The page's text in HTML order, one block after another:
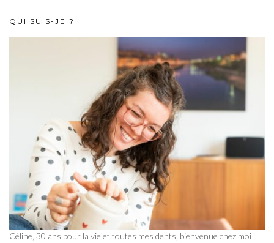
QUI SUIS-JE ?
Céline, 30 ans pour la vie et toutes mes dents, bienvenue chez moi